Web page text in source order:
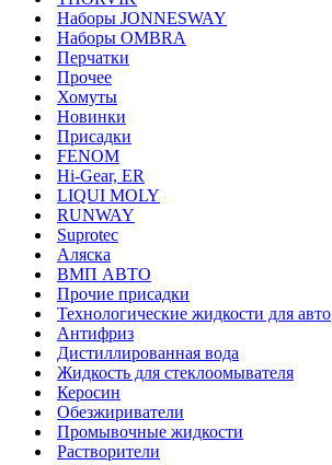
Наборы JONNESWAY
Наборы OMBRA
Перчатки
Прочее
Хомуты
Новинки
Присадки
FENOM
Hi-Gear, ER
LIQUI MOLY
RUNWAY
Suprotec
Аляска
ВМП АВТО
Прочие присадки
Технологические жидкости для авто
Антифриз
Дистиллированная вода
Жидкость для стеклоомывателя
Керосин
Обезжириватели
Промывочные жидкости
Растворители